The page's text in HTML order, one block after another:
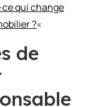
ce qui change
?«
de